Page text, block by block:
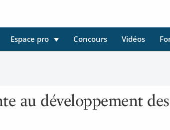
Espace pro Concours Vidéos
au développement